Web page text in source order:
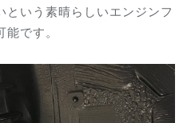
いう素晴らしいエンジンフ
です。